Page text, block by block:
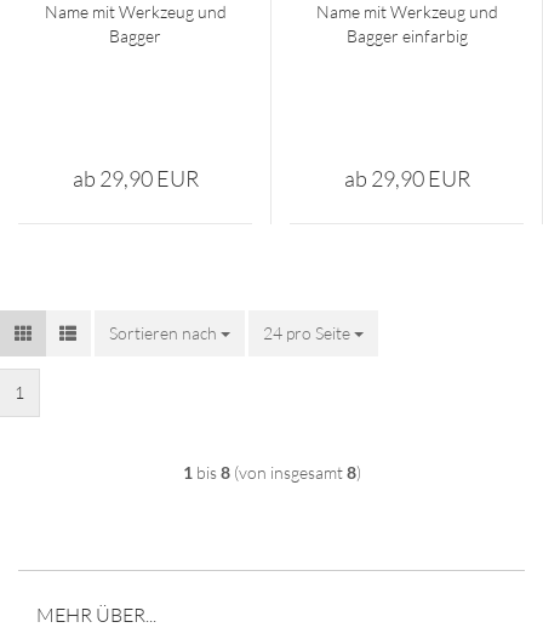
Name mit Werk­zeug und
Bag­ger
ab 29,90 EUR
Name mit Werk­zeug und
Bag­ger ein­far­big
ab 29,90 EUR
Sortieren nach
Sortieren nach 24 pro Seite
pro Seite
1
1 bis8(von insgesamt8)
MEHR ÜBER...